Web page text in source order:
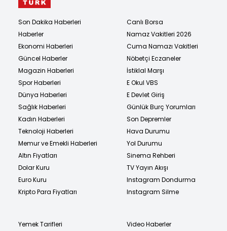
Son Dakika Haberleri
Haberler
Ekonomi Haberleri
Güncel Haberler
Magazin Haberleri
Spor Haberleri
Dünya Haberleri
Sağlık Haberleri
Kadın Haberleri
Teknoloji Haberleri
Memur ve Emekli Haberleri
Altın Fiyatları
Dolar Kuru
Euro Kuru
Kripto Para Fiyatları
Canlı Borsa
Namaz Vakitleri 2026
Cuma Namazı Vakitleri
Nöbetçi Eczaneler
İstiklal Marşı
E Okul VBS
E Devlet Giriş
Günlük Burç Yorumları
Son Depremler
Hava Durumu
Yol Durumu
Sinema Rehberi
TV Yayın Akışı
Instagram Dondurma
Instagram Silme
Yemek Tarifleri
Video Haberler